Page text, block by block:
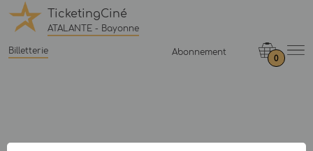
TicketingCiné
ATALANTE - Bayonne
Billetterie Abonnement
0